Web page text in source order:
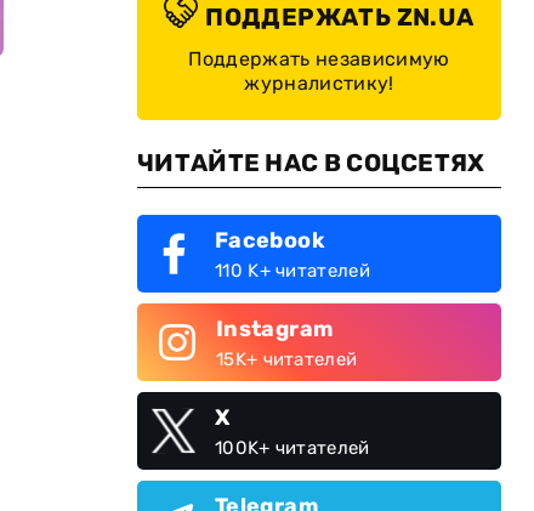
ПОДДЕРЖАТЬ ZN.UA
Поддержать независимую
журналистику!
ЧИТАЙТЕ НАС В СОЦСЕТЯХ
Facebook
110 K+ читателей
Instagram
15K+ читателей
X
100K+ читателей